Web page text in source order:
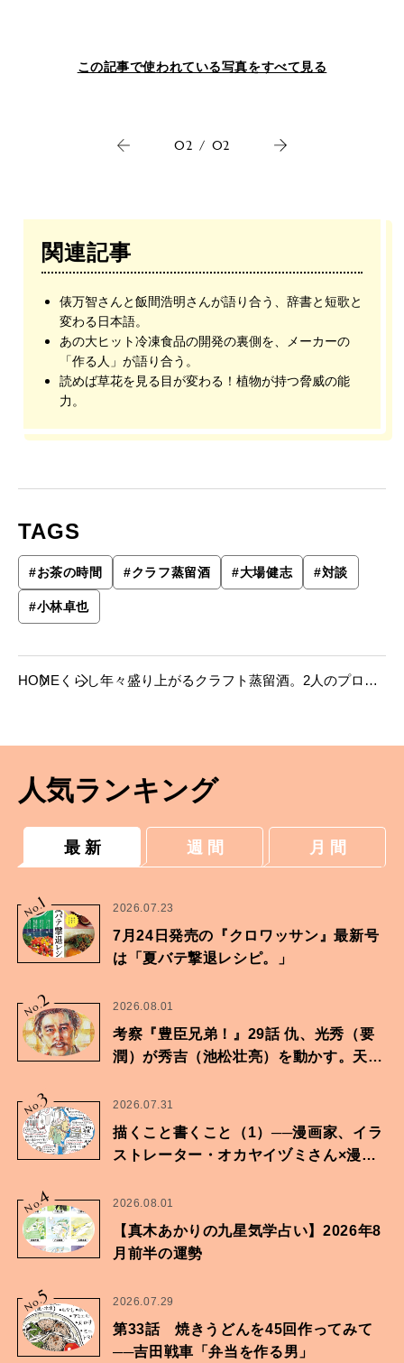
この記事で使われている写真をすべて見る
02 / 02
関連記事
俵万智さんと飯間浩明さんが語り合う、辞書と短歌と
変わる日本語。
あの大ヒット冷凍食品の開発の裏側を、メーカーの
「作る人」が語り合う。
読めば草花を見る目が変わる！植物が持つ脅威の能
力。
TAGS
#お茶の時間 #クラフ蒸留酒 #大場健志 #対談
#小林卓也
HOME くらし年々盛り上がるクラフト蒸留酒。2人のプロが
人気ランキング
最 新 週 間 月 間
No.
1 2026.07.23
7月24日発売の『クロワッサン』最新号
は「夏バテ撃退レシピ。」
No.2 2026.08.01
考察『豊臣兄弟！』29話 仇、光秀（要
潤）が秀吉（池松壮亮）を動かす。天下
No.3 2026.07.31
描くこと書くこと（1）──漫画家、イラ
ストレーター・オカヤイヅミさん×漫画
No.
4 2026.08.01
【真木あかりの九星気学占い】2026年8
月前半の運勢
No.5 2026.07.29
第33話 焼きうどんを45回作ってみて
──吉田戦車「弁当を作る男」